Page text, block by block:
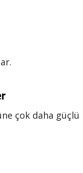
çok daha güçlü